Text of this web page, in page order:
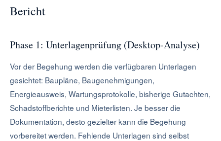
Bericht
Phase 1: Unterlagenprüfung (Desktop-Analyse)
Vor der Begehung werden die verfügbaren Unterlagen
gesichtet: Baupläne, Baugenehmigungen,
Energieausweis, Wartungsprotokolle, bisherige Gutachten,
Schadstoffberichte und Mieterlisten. Je besser die
Dokumentation, desto gezielter kann die Begehung
vorbereitet werden. Fehlende Unterlagen sind selbst